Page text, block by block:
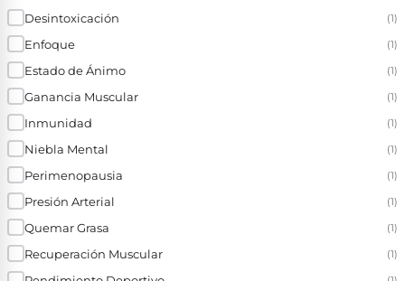
Desintoxicación (1)
Enfoque (1)
Estado de Ánimo (1)
Ganancia Muscular (1)
Inmunidad (1)
Niebla Mental (1)
Perimenopausia (1)
Presión Arterial (1)
Quemar Grasa (1)
Recuperación Muscular (1)